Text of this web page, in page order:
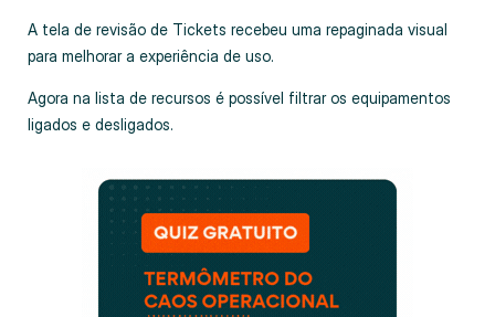
A tela de revisão de Tickets recebeu uma repaginada visual
para melhorar a experiência de uso.
Agora na lista de recursos é possível filtrar os equipamentos
ligados e desligados.